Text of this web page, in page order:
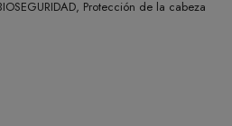
Protección de la cabeza